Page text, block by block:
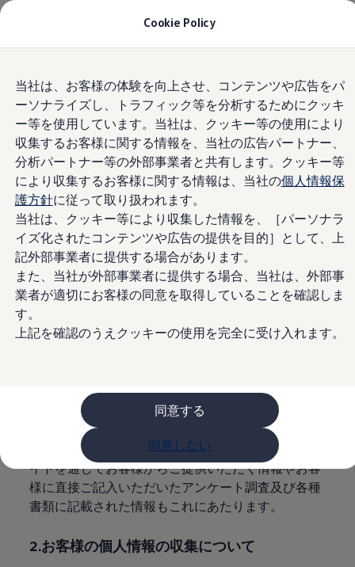
Cookie Policy
当社は、お客様の体験を向上させ、コンテンツや広告をパ
ーソナライズし、トラフィック等を分析するためにクッキ
ー等を使用しています。当社は、クッキー等の使用により
収集するお客様に関する情報を、当社の広告パートナー、
分析パートナー等の外部事業者と共有します。クッキー等
により収集するお客様に関する情報は、当社の個人情報保
護方針に従って取り扱われます。
当社は、クッキー等により収集した情報を、［パーソナラ
イズ化されたコンテンツや広告の提供を目的］として、上
記外部事業者に提供する場合があります。
また、当社が外部事業者に提供する場合、当社は、外部事
業者が適切にお客様の同意を取得していることを確認しま
す。
上記を確認のうえクッキーの使用を完全に受け入れます。
同意する
同意しない
main
content
to
footer
モデル＆見積りシミュレーション
セーフティ マイスター
ID. Buzz
T-Cross
Tiguan
Golf
Golf GTI
Golf R
Golf Variant
Golf R Variant
Passat
ID.4
Polo
Polo GTI
Golf Touran
T-Roc
T-Roc R
フォルクスワーゲンマガジン
キャンペーン/イベント
レビュー動画
オファー
Golf お乗り換えを10万円補助
Tiguan 購入後、5年間の安心サポートが無償
Golf Variant お乗り換えを10万円補助
Volkswagenアンバサダープログラム
ファイナンシャルサービス
ファイナンシャルサービス
フォルクスワーゲン自動車保険プラス
モデル別月々のお支払い例
り扱い
Volkswagen金沢シーサイド（以下当社といいます）
は、お客様との健全なコミュニケーションを通じて
最適な商品・サービスを提供する上で、お客様の個
人情報の保護が経営の最重要課題と考えておりま
す。このため、当社の個人情報保護に向けた全社的
な取組みを個人情報保護に関する基本方針として定
めました。お客様のご理解をいただきたく、ご案内
を差し上げます。なお、当社は、特定のブランド又
はサービスにかかるお客様の個人情報の取扱いに関
して、別途の個人情報保護方針を定めている場合が
あります。その場合には、当該個人情報保護方針を
ご確認いただきますようお願いいたします。
特定の個人を識別できる情報を個人情報といいま
す。また、他の情報とあわせることで特定の個人が
識別できる情報も個人情報といたします。ウェブサ
イトを通じてお客様からご提供いただく情報やお客
様に直接ご記入いただいたアンケート調査及び各種
書類に記載された情報もこれにあたります。
2.お客様の個人情報の収集について